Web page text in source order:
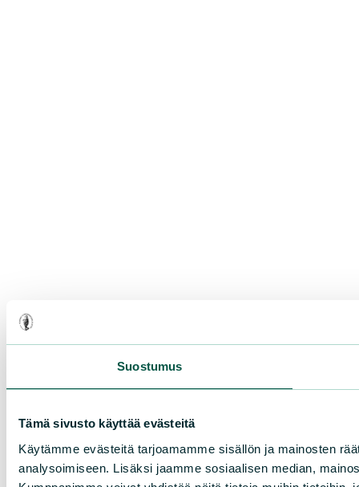
Suostumus
Tämä sivusto käyttää evästeitä
Käytämme evästeitä tarjoamamme sisällön ja mainosten
analysoimiseen. Lisäksi jaamme sosiaalisen median,